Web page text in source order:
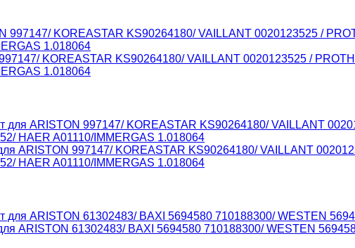
KOREASTAR KS90264180/ VAILLANT 0020123525 /
1.018064
ARISTON 997147/ KOREASTAR KS90264180/ VAILLANT
HAER A01110/IMMERGAS 1.018064
ARISTON 61302483/ BAXI 5694580 710188300/ WESTEN